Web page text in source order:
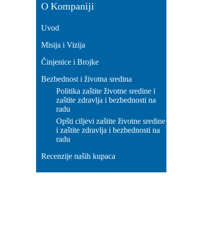
O Kompaniji
Uvod
Misija i Vizija
Činjenice i Brojke
Bezbednost i životna sredina
Politika zaštite životne sredine i
zaštite zdravlja i bezbednosti na
radu
Opšti ciljevi zaštite životne sredine
i zaštite zdravlja i bezbednosti na
radu
Recenzije naših kupaca